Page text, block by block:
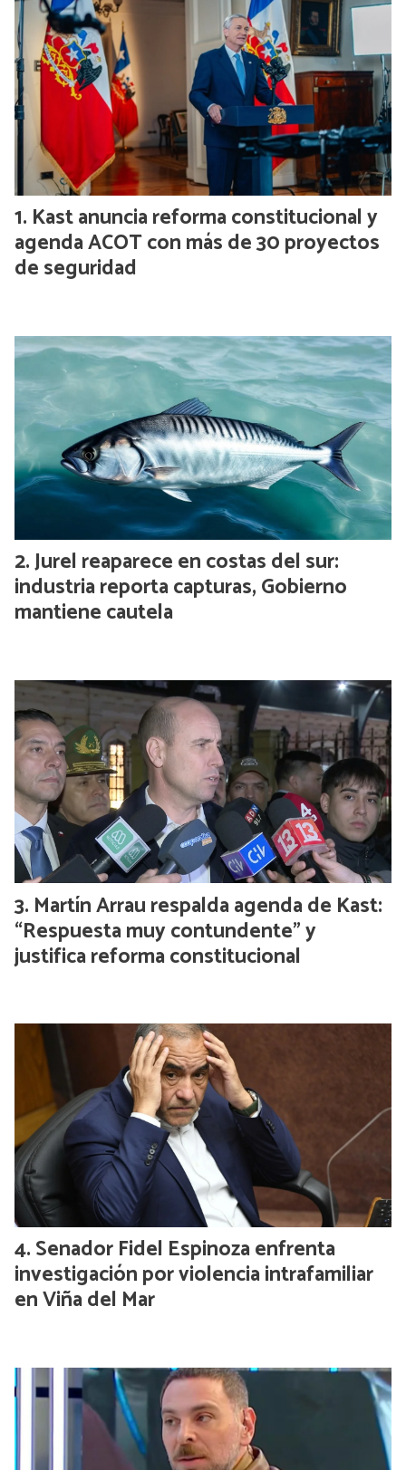
Kast anuncia reforma constitucional y
agenda ACOT con más de 30 proyectos
de seguridad
Jurel reaparece en costas del sur:
industria reporta capturas, Gobierno
mantiene cautela
Martín Arrau respalda agenda de Kast:
“Respuesta muy contundente” y
justifica reforma constitucional
Senador Fidel Espinoza enfrenta
investigación por violencia intrafamiliar
en Viña del Mar